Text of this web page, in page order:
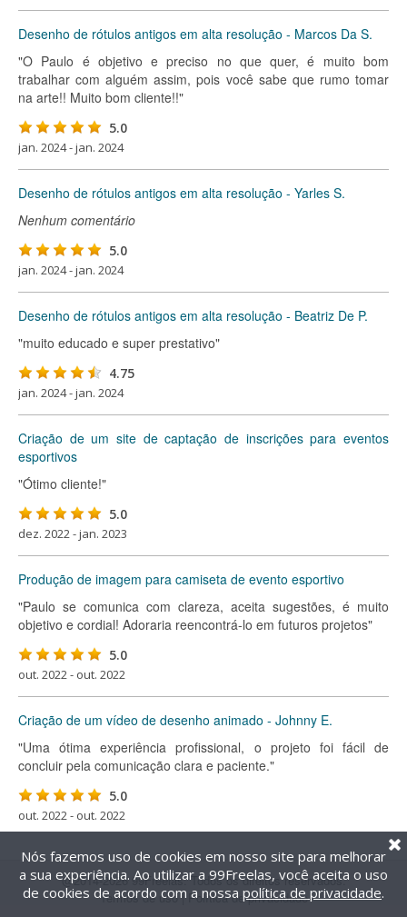
Desenho de rótulos antigos em alta resolução - Marcos Da S.
"O Paulo é objetivo e preciso no que quer, é muito bom
trabalhar com alguém assim, pois você sabe que rumo tomar
na arte!! Muito bom cliente!!"
5.0
jan. 2024 - jan. 2024
Desenho de rótulos antigos em alta resolução - Yarles S.
Nenhum comentário
5.0
jan. 2024 - jan. 2024
Desenho de rótulos antigos em alta resolução - Beatriz De P.
"muito educado e super prestativo"
4.75
jan. 2024 - jan. 2024
Criação de um site de captação de inscrições para eventos
esportivos
"Ótimo cliente!"
5.0
dez. 2022 - jan. 2023
Produção de imagem para camiseta de evento esportivo
"Paulo se comunica com clareza, aceita sugestões, é muito
objetivo e cordial! Adoraria reencontrá-lo em futuros projetos"
5.0
out. 2022 - out. 2022
Criação de um vídeo de desenho animado - Johnny E.
"Uma ótima experiência profissional, o projeto foi fácil de
concluir pela comunicação clara e paciente."
5.0
out. 2022 - out. 2022
@2014-2026 99Freelas. Todos os direitos reservados.
Termos de uso| Política de privacidade
Nós fazemos uso de cookies em nosso site para melhorar
a sua experiência. Ao utilizar a 99Freelas, você aceita o uso
de cookies de acordo com a nossa política de privacidade.